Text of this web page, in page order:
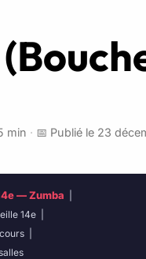
min · 📅 Publié le 23
— Zumba
14e
|